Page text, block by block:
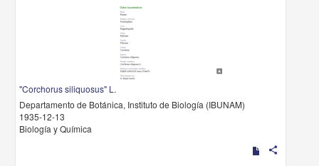
"Corchorus siliquosus" L.
Departamento de Botánica, Instituto de Biología (IBUNAM)
1935-12-13
Biología y Química
share